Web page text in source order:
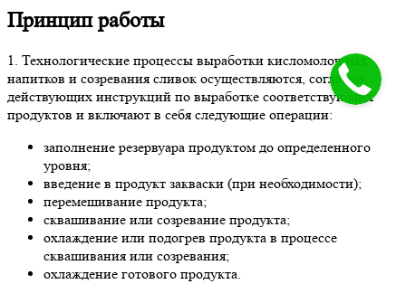
Принцип работы
1. Технологические процессы выработки кисломолочных
напитков и созревания сливок осуществляются, согласно,
действующих инструкций по выработке соответствующих
продуктов и включают в себя следующие операции:
заполнение резервуара продуктом до определенного
уровня;
введение в продукт закваски (при необходимости);
перемешивание продукта;
сквашивание или созревание продукта;
охлаждение или подогрев продукта в процессе
сквашивания или созревания;
охлаждение готового продукта.